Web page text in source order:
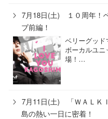
7月18日(土) １０周年！
ブ前編！
ベリーグッド
ボーカルユ
場！…
7月11日(土) 「ＷＡＬＫ
島の熱い一日に密着！